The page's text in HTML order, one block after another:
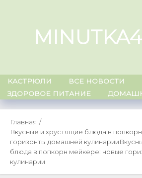
КАСТРЮЛИ ВСЕ НОВОСТИ
ЗДОРОВОЕ ПИТАНИЕ
Главная
Вкусные и хрустящие блюда в
горизонты домашней кулинарии
блюда в попкорн мейкере: новые
кулинарии